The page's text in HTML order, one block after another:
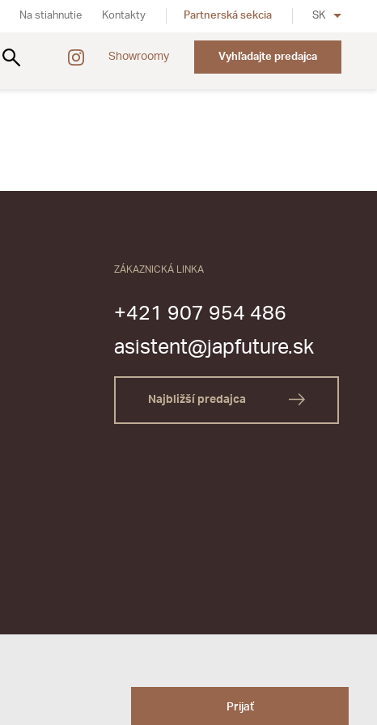
Showroomy Vyhľadajte predajca
Na stiahnutie Kontakty Partnerská sekcia SK
ZÁKAZNICKÁ LINKA
+421 907 954 486
asistent@japfuture.sk
Najbližší predajca
Prijať